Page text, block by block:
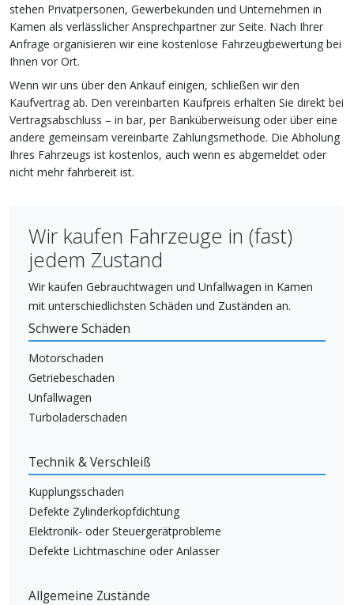
stehen Privatpersonen, Gewerbekunden und Unternehmen in
Kamen als verlässlicher Ansprechpartner zur Seite. Nach Ihrer
Anfrage organisieren wir eine kostenlose Fahrzeugbewertung bei
Ihnen vor Ort.
Wenn wir uns über den Ankauf einigen, schließen wir den
Kaufvertrag ab. Den vereinbarten Kaufpreis erhalten Sie direkt bei
Vertragsabschluss – in bar, per Banküberweisung oder über eine
andere gemeinsam vereinbarte Zahlungsmethode. Die Abholung
Ihres Fahrzeugs ist kostenlos, auch wenn es abgemeldet oder
nicht mehr fahrbereit ist.
Wir kaufen Fahrzeuge in (fast)
jedem Zustand
Wir kaufen Gebrauchtwagen und Unfallwagen in Kamen
mit unterschiedlichsten Schäden und Zuständen an.
Schwere Schäden
Motorschaden
Getriebeschaden
Unfallwagen
Turboladerschaden
Technik & Verschleiß
Kupplungsschaden
Defekte Zylinderkopfdichtung
Elektronik- oder Steuergerätprobleme
Defekte Lichtmaschine oder Anlasser
Allgemeine Zustände